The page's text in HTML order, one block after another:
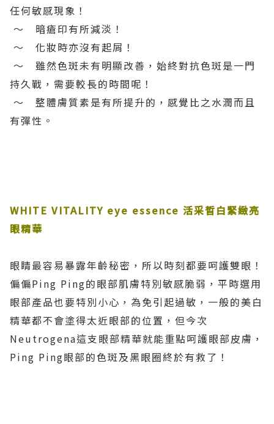
任何敏感現象！
～ 暗瘡印有所減淡！
～ 化妝時亦沒有起屑！
～ 雖然色斑未有明顯改善，始終對抗色斑是一門
持久戰，需要較長的時間呢！
～ 整體膚質素是有所提升的，感覺比之水潤而且
有彈性。
WHITE VITALITY eye essence 活采晳白緊緻亮
眼精華
眼睛最容易暴露年齡秘密，所以時刻都要呵護雙眼！
偏偏Ping Ping的眼部肌膚特別敏感脆弱，平時選用
眼部產品也要特別小心，為免引起過敏，一般的美白
精華都不會塗得太近眼部的位置，但今次
Neutrogena這支眼部精華就能重點呵護眼部皮膚，
Ping Ping眼部的色斑及黑眼圈終於有救了！